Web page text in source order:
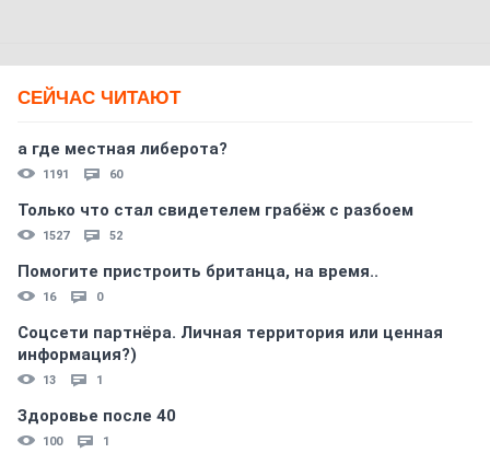
СЕЙЧАС ЧИТАЮТ
а где местная либерота?
1191 60
Только что стал свидетелем грабёж с разбоем
1527 52
Помогите пристроить британца, на время..
16 0
Соцсети партнёра. Личная территория или ценная
информация?)
13 1
Здоровье после 40
100 1